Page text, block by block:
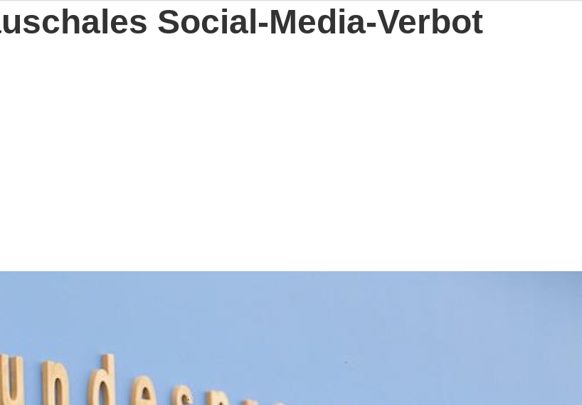
Social-Media-Verbot